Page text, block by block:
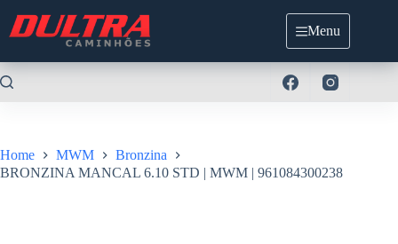
para
Menu
Home MWM
Bronzina
BRONZINA MANCAL 6.10 STD | MWM | 961084300238